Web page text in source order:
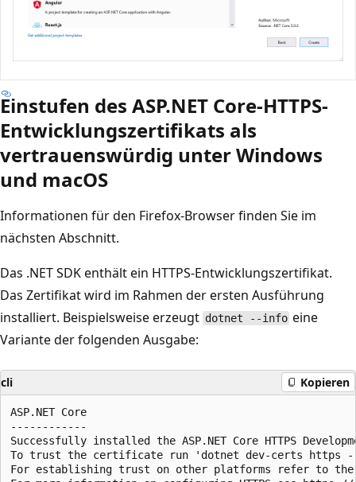
Einstufen des ASP.NET Core-HTTPS-
Entwicklungszertifikats als
vertrauenswürdig unter Windows
und macOS
Informationen für den Firefox-Browser finden Sie im
nächsten Abschnitt.
Das .NET SDK enthält ein HTTPS-Entwicklungszertifikat.
Das Zertifikat wird im Rahmen der ersten Ausführung
installiert. Beispielsweise erzeugt dotnet --info eine
Variante der folgenden Ausgabe:
cli Kopieren
ASP.NET Core
------------
Successfully installed the ASP.NET Core HTTPS
To trust the certificate run 'dotnet dev-certs https --
For establishing trust on other platforms refer to the